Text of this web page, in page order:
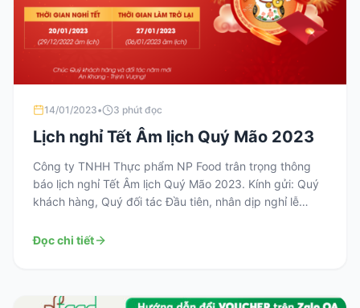
14/01/2023• 3 phút đọc
Lịch nghỉ Tết Âm lịch Quý Mão 2023
Công ty TNHH Thực phẩm NP Food trân trọng thông
báo lịch nghỉ Tết Âm lịch Quý Mão 2023. Kính gửi: Quý
khách hàng, Quý đối tác Đầu tiên, nhân dịp nghỉ lễ
gửi lời chúc sức khỏe và lời chào trân trọng nhất […]
Đọc chi tiết